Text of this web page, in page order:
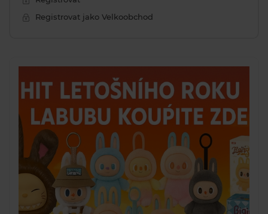
Registrovat jako Velkoobchod